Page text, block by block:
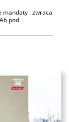
mandaty i zwraca
pod